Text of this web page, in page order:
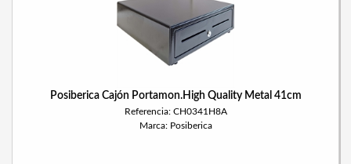
Posiberica Cajón Portamon.High Quality Metal 41cm
Referencia: CH0341H8A
Marca: Posiberica